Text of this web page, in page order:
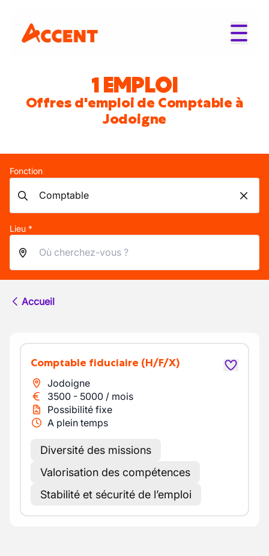
1 EMPLOI
Offres d'emploi de Comptable à
Jodoigne
Fonction
Lieu *
Accueil
Comptable fiduciaire (H/F/X)
Jodoigne
3500 - 5000 / mois
Possibilité fixe
A plein temps
Diversité des missions
Valorisation des compétences
Stabilité et sécurité de l’emploi